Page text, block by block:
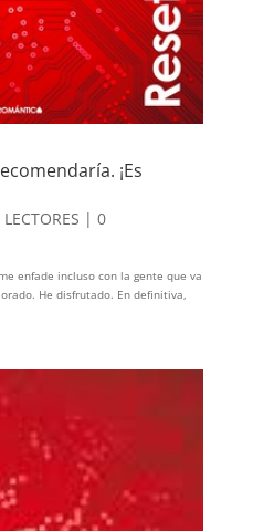
¡Es
| 0
enfade incluso con la gente que va
He disfrutado. En definitiva,